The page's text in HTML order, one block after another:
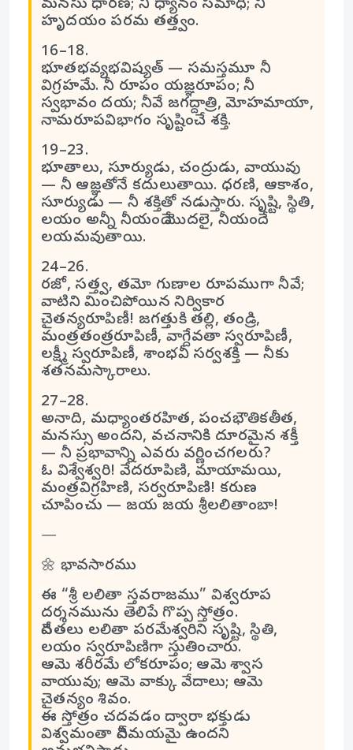
మనసు ధారణ; నీ ధ్యానం సమాధి; నీ
హృదయం పరమ తత్త్వం.
16–18.
భూతభవ్యభవిష్యత్ — సమస్తమూ నీ
విగ్రహమే. నీ రూపం యజ్ఞరూపం; నీ
స్వభావం దయ; నీవే జగద్దాత్రి, మోహమాయా,
నామరూపవిభాగం సృష్టించే శక్తి.
19–23.
భూతాలు, సూర్యుడు, చంద్రుడు, వాయువు
— నీ ఆజ్ఞతోనే కదులుతాయి. ధరణి, ఆకాశం,
సూర్యుడు — నీ శక్తితో నడుస్తారు. సృష్టి, స్థితి,
లయం అన్నీ నీయందే మొదలై, నీయందే
లయమవుతాయి.
24–26.
రజో, సత్త్వ, తమో గుణాల రూపముగా నీవే;
వాటిని మించిపోయిన నిర్వికార
చైతన్యరూపిణీ! జగత్తుకి తల్లి, తండ్రి,
మంత్రతంత్రరూపిణీ, వాగ్దేవతా స్వరూపిణీ,
లక్ష్మీ స్వరూపిణీ, శాంభవీ సర్వశక్తి — నీకు
శతనమస్కారాలు.
27–28.
అనాది, మధ్యాంతరహిత, పంచభౌతికతీత,
మనస్సు అందని, వచనానికి దూరమైన శక్తీ
— నీ ప్రభావాన్ని ఎవరు వర్ణించగలరు?
ఓ విశ్వేశ్వరి! వేదరూపిణి, మాయామయి,
మంత్రవిగ్రహిణి, సర్వరూపిణి! కరుణ
చూపించు — జయ జయ శ్రీలలితాంబా!
⸻
🌼 భావసారము
ఈ “శ్రీ లలితా స్తవరాజము” విశ్వరూప
దర్శనమును తెలిపే గొప్ప స్తోత్రం.
దేవతలు లలితా పరమేశ్వరిని సృష్టి, స్థితి,
లయం స్వరూపిణిగా స్తుతించారు.
ఆమె శరీరమే లోకరూపం; ఆమె శ్వాస
వాయువు; ఆమె వాక్కు వేదాలు; ఆమె
చైతన్యం శివం.
ఈ స్తోత్రం చదవడం ద్వారా భక్తుడు
విశ్వమంతా దేవీమయమై ఉందని